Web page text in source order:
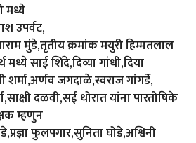
मध्ये
उपर्वट,
मुंडे,तृतीय क्रमांक मयुरी हिम्मतलाल
मध्ये साई शिंदे,दिव्या गांधी,दिया
जगदाळे,स्वराज गांगर्डे,
दळवी,सई थोरात यांना पारतोषिके
म्हणुन
फुलपगार,सुनिता घोडे,अश्विनी